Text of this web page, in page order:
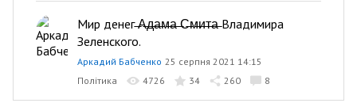
Мир денег ̶А̶д̶а̶м̶а̶ ̶С̶м̶и̶т̶а̶ Владимира
Зеленского.
Аркадий Бабченко 25 серпня 2021 14:15
Політика
4726 34 260 8